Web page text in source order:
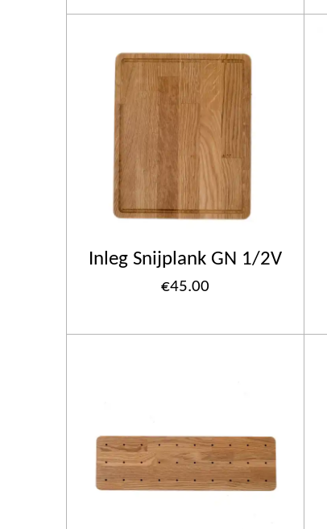
Inleg Snijplank GN 1/2V
€45.00